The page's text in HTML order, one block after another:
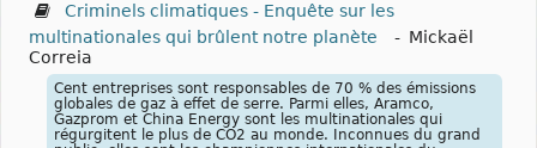
Criminels climatiques - Enquête sur les
multinationales qui brûlent notre planète
- Mickaël
Correia
Cent entreprises sont responsables de 70 % des émissions
globales de gaz à effet de serre. Parmi elles, Aramco,
Gazprom et China Energy sont les multinationales qui
régurgitent le plus de CO2 au monde. Inconnues du grand